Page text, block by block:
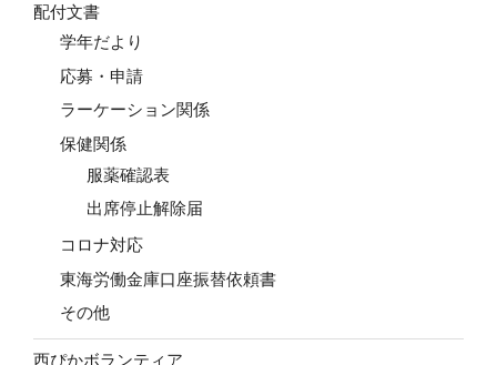
配付文書
学年だより
応募・申請
ラーケーション関係
保健関係
服薬確認表
出席停止解除届
コロナ対応
東海労働金庫口座振替依頼書
その他
西ぴかボランティア